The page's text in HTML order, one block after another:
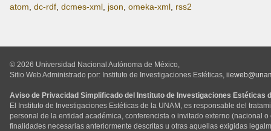
atom, dc-rdf, dcmes-xml, json, omeka-xml, rss2
© 2026 Universidad Nacional Autónoma de México,
Sitio Web Administrado por: Instituto de Investigaciones Estéticas,
Aviso de Privacidad Simplificado del Instituto de Investigaciones Estéticas
El Instituto de Investigaciones Estéticas de la UNAM, es responsable del
personal de la entidad académica, conferencista o invitado externo (nacional
finalidades necesarias anteriormente descritas u otras aquellas exigidas